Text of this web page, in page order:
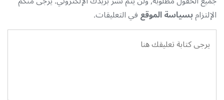
الإلتزامبسياسة الموقعفي التعليقات.